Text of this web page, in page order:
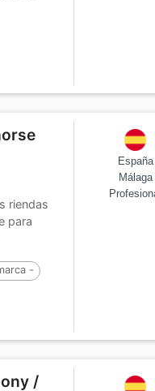
riendas
para
-
España
Málaga
/